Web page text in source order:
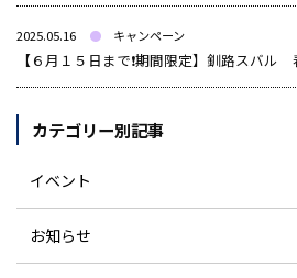
2025.05.16 キャンペーン
カテゴリー別記事
イベント
お知らせ